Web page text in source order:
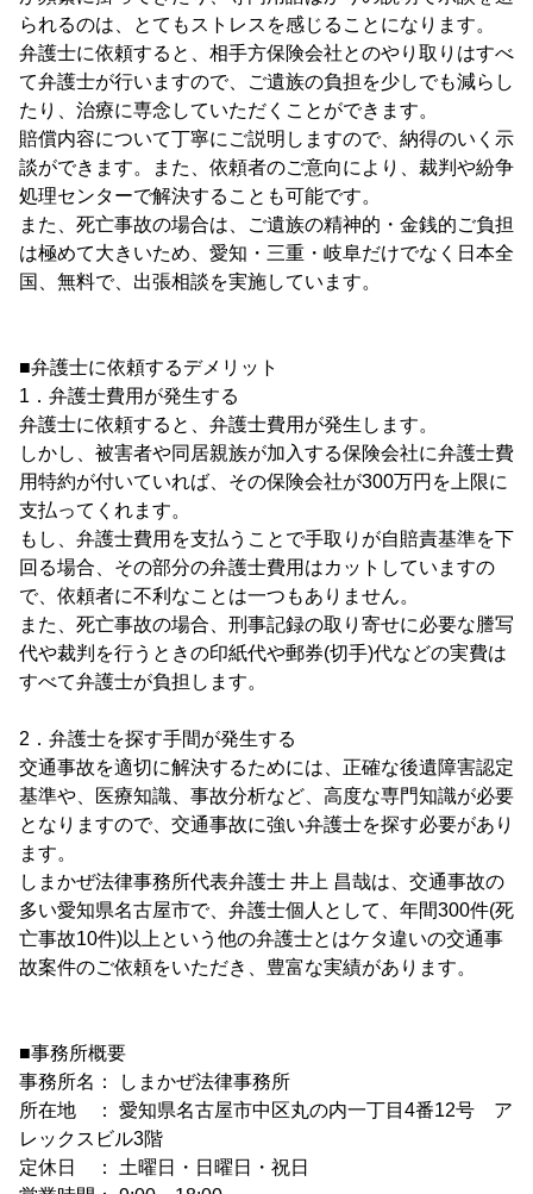
られるのは、とてもストレスを感じることになります。
弁護士に依頼すると、相手方保険会社とのやり取りはすべ
て弁護士が行いますので、ご遺族の負担を少しでも減らし
たり、治療に専念していただくことができます。
賠償内容について丁寧にご説明しますので、納得のいく示
談ができます。また、依頼者のご意向により、裁判や紛争
処理センターで解決することも可能です。
また、死亡事故の場合は、ご遺族の精神的・金銭的ご負担
は極めて大きいため、愛知・三重・岐阜だけでなく日本全
国、無料で、出張相談を実施しています。
■弁護士に依頼するデメリット
1．弁護士費用が発生する
弁護士に依頼すると、弁護士費用が発生します。
しかし、被害者や同居親族が加入する保険会社に弁護士費
用特約が付いていれば、その保険会社が300万円を上限に
支払ってくれます。
もし、弁護士費用を支払うことで手取りが自賠責基準を下
回る場合、その部分の弁護士費用はカットしていますの
で、依頼者に不利なことは一つもありません。
また、死亡事故の場合、刑事記録の取り寄せに必要な謄写
代や裁判を行うときの印紙代や郵券(切手)代などの実費は
すべて弁護士が負担します。
2．弁護士を探す手間が発生する
交通事故を適切に解決するためには、正確な後遺障害認定
基準や、医療知識、事故分析など、高度な専門知識が必要
となりますので、交通事故に強い弁護士を探す必要があり
ます。
しまかぜ法律事務所代表弁護士 井上 昌哉は、交通事故の
多い愛知県名古屋市で、弁護士個人として、年間300件(死
亡事故10件)以上という他の弁護士とはケタ違いの交通事
故案件のご依頼をいただき、豊富な実績があります。
■事務所概要
事務所名： しまかぜ法律事務所
所在地 ： 愛知県名古屋市中区丸の内一丁目4番12号 ア
レックスビル3階
定休日 ： 土曜日・日曜日・祝日